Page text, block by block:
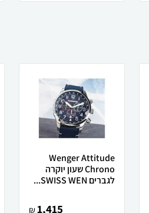
Wenger Attitude
Chrono שעון יוקרה
לגברים SWISS WEN...
1,415
₪